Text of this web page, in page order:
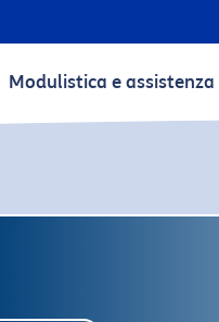
Modulistica e assistenza